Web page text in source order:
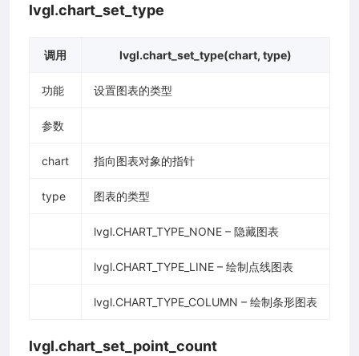
lvgl.chart_set_type
调用 lvgl.chart_set_type(chart, type)
功能 设置图表的类型
参数
chart 指向图表对象的指针
type 图表的类型
lvgl.CHART_TYPE_NONE – 隐藏图表
lvgl.CHART_TYPE_LINE – 绘制点线图表
lvgl.CHART_TYPE_COLUMN – 绘制条形图表
lvgl.chart_set_point_count